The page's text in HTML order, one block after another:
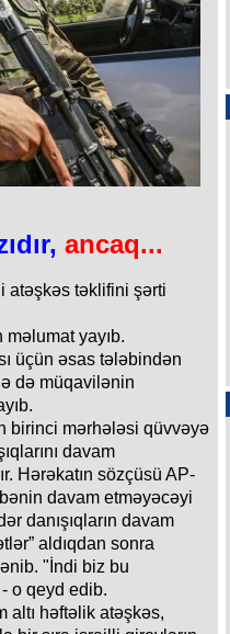
ancaq...
atəşkəs təklifini şərti
yayıb.
üçün əsas tələbindən
də müqavilənin
birinci mərhələsi qüvvəyə
davam
Hərəkatın sözçüsü AP-
davam etməyəcəyi
danışıqların davam
aldıqdan sonra
"İndi biz bu
o qeyd edib.
altı həftəlik atəşkəs,